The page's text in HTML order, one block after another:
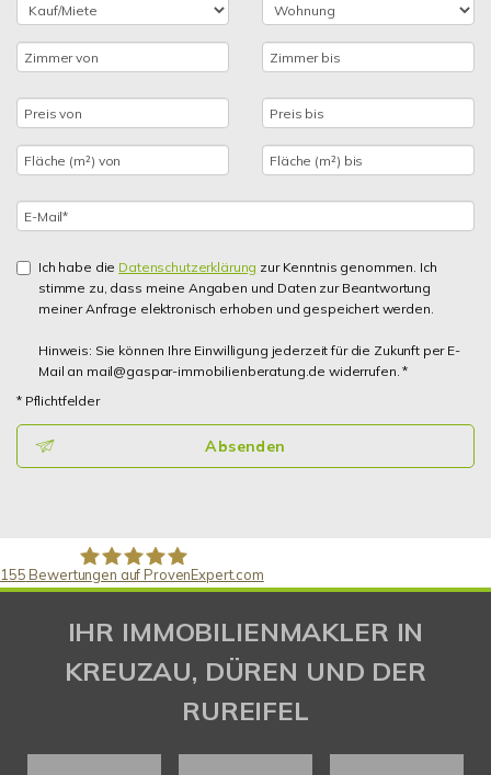
Ich habe die Datenschutzerklärung zur Kenntnis genommen. Ich
stimme zu, dass meine Angaben und Daten zur Beantwortung
meiner Anfrage elektronisch erhoben und gespeichert werden.
Hinweis: Sie können Ihre Einwilligung jederzeit für die Zukunft per E-
Mail an mail@gaspar-immobilienberatung.de widerrufen. *
* Pflichtfelder
Absenden
Gaspar Immobilienberatung
155 Bewertungen auf ProvenExpert.com
IHR IMMOBILIENMAKLER IN
KREUZAU, DÜREN UND DER
RUREIFEL